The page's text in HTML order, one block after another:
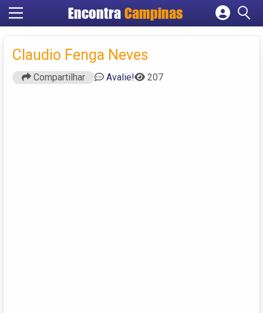
Encontra Campinas
Cadastrar empresa
Criar conta
Claudio Fenga Neves
Compartilhar Avalie! 207